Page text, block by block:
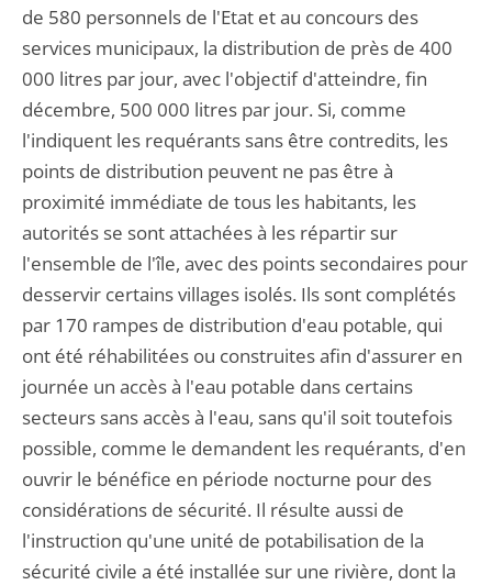
de 580 personnels de l'Etat et au concours des
services municipaux, la distribution de près de 400
000 litres par jour, avec l'objectif d'atteindre, fin
décembre, 500 000 litres par jour. Si, comme
l'indiquent les requérants sans être contredits, les
points de distribution peuvent ne pas être à
proximité immédiate de tous les habitants, les
autorités se sont attachées à les répartir sur
l'ensemble de l'île, avec des points secondaires pour
desservir certains villages isolés. Ils sont complétés
par 170 rampes de distribution d'eau potable, qui
ont été réhabilitées ou construites afin d'assurer en
journée un accès à l'eau potable dans certains
secteurs sans accès à l'eau, sans qu'il soit toutefois
possible, comme le demandent les requérants, d'en
ouvrir le bénéfice en période nocturne pour des
considérations de sécurité. Il résulte aussi de
l'instruction qu'une unité de potabilisation de la
sécurité civile a été installée sur une rivière, dont la